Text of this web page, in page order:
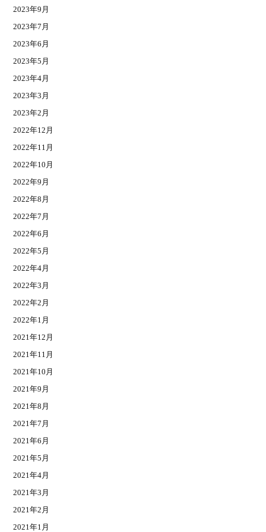
2023年9月
2023年7月
2023年6月
2023年5月
2023年4月
2023年3月
2023年2月
2022年12月
2022年11月
2022年10月
2022年9月
2022年8月
2022年7月
2022年6月
2022年5月
2022年4月
2022年3月
2022年2月
2022年1月
2021年12月
2021年11月
2021年10月
2021年9月
2021年8月
2021年7月
2021年6月
2021年5月
2021年4月
2021年3月
2021年2月
2021年1月